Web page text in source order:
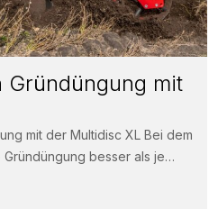
Gründüngung mit
mit der Multidisc XL Bei dem
besser als je